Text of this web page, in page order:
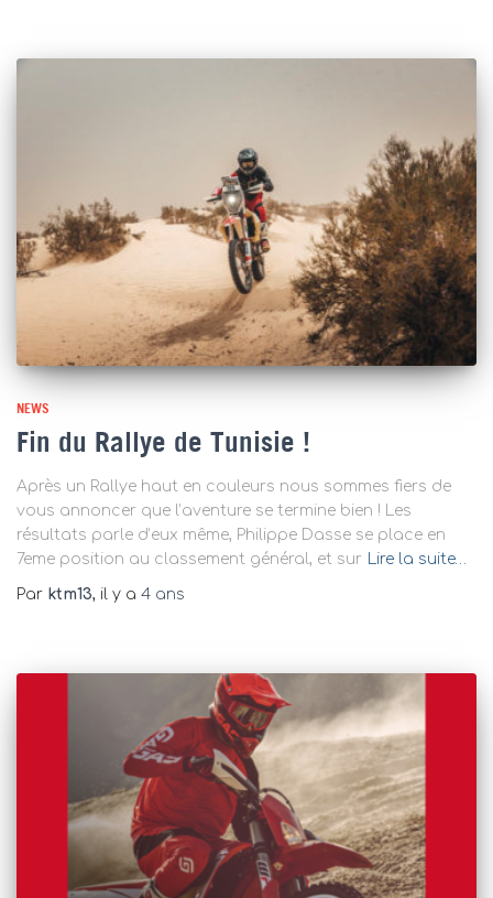
NEWS
Fin du Rallye de Tunisie !
Après un Rallye haut en couleurs nous sommes fiers de
vous annoncer que l’aventure se termine bien ! Les
résultats parle d’eux même, Philippe Dasse se place en
7eme position au classement général, et sur
Lire la suite…
Par ktm13, il y a 4 ans